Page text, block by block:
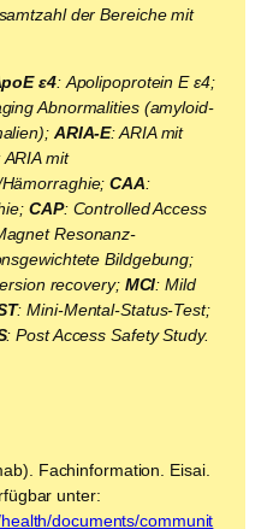
der Bereiche mit
ε4: Apolipoprotein E ε4;
Abnormalities (amyloid-
ARIA-E: ARIA mit
ARIA mit
CAA:
CAP: Controlled Access
Resonanz-
Bildgebung;
recovery; MCI: Mild
: Mini-Mental-Status-Test;
: Post Access Safety Study.
Fachinformation. Eisai.
unter:
documents/communit